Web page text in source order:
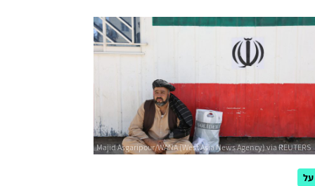
להדק את יחסיה האסטרטגיים עם הקרמלין,
כמענה לרעיונות לכינון מערך הגנה אזורי
וושינגטון. רוסיה ראתה בו הזדמנות לשדר
ולדעת הקהל הפנימית שהיא אינה מבודדת וכי
נכונות בזירה הבינלאומית לכינונו של סדר
רב-קוטבי שאינו בהובלה...